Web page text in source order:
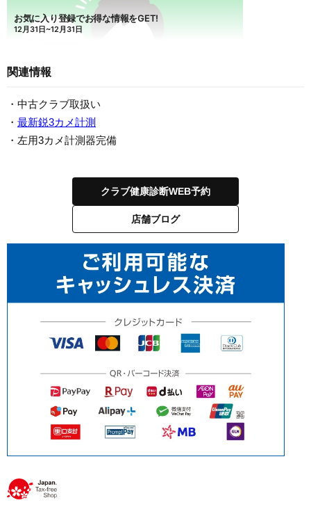
関連情報
・中古クラブ取扱い
・ 最新鋭3カメ計測
・左用3カメ計測器完備
クラブ健康診断WEB予約
店舗ブログ